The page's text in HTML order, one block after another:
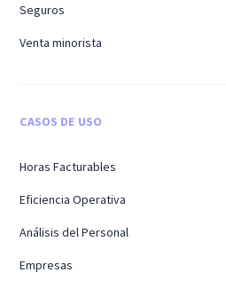
Seguros
Venta minorista
CASOS DE USO
Horas Facturables
Eficiencia Operativa
Análisis del Personal
Empresas